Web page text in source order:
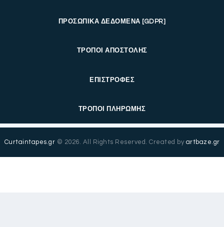
ΠΡΟΣΩΠΙΚΑ ΔΕΔΟΜΕΝΑ [GDPR]
ΤΡΟΠΟΙ ΑΠΟΣΤΟΛΗΣ
ΕΠΙΣΤΡΟΦΕΣ
ΤΡΟΠΟΙ ΠΛΗΡΩΜΗΣ
Curtaintapes.gr © 2026. All Rights Reserved. Created by artbaze.gr